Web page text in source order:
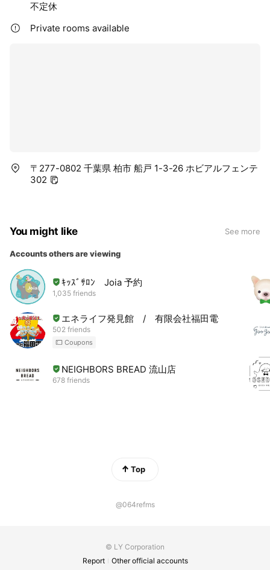
不定休
Private rooms available
〒277-0802 千葉県 柏市 船戸 1-3-26 ホビアルフェンテ
302
You might like See more
Accounts others are viewing
ｷｯｽﾞｻﾛﾝ Joia 予約
1,035 friends
エネライフ発見館 / 有限会社福田電子
502 friends
Coupons
NEIGHBORS BREAD 流山店
678 friends
Top
@064refms
© LY Corporation
Report
Other official accounts